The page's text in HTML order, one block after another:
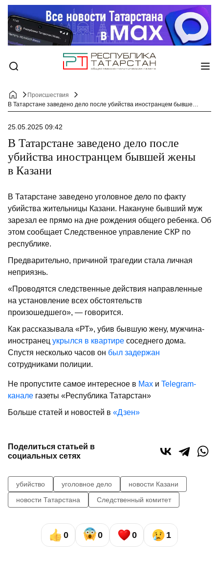
Происшествия
В Татарстане заведено дело после убийства иностранцем бывшей жены в Казани
25.05.2025 09:42
В Татарстане заведено дело после
убийства иностранцем бывшей жены
в Казани
В Татарстане заведено уголовное дело по факту
убийства жительницы Казани. Накануне бывший муж
зарезал ее прямо на дне рождения общего ребенка. Об
этом сообщает Следственное управление СКР по
республике.
Предварительно, причиной трагедии стала личная
неприязнь.
«Проводятся следственные действия направленные
на установление всех обстоятельств
произошедшего», — говорится.
Как рассказывала «РТ», убив бывшую жену, мужчина-
иностранец укрылся в квартире соседнего дома.
Спустя несколько часов он был задержан
сотрудниками полиции.
Не пропустите самое интересное в Max и Telegram-
канале газеты «Республика Татарстан»
Больше статей и новостей в «Дзен»
Поделиться статьей в
социальных сетях
убийство уголовное дело
новости Казани
новости Татарстана
Следственный комитет
0 0 0 1